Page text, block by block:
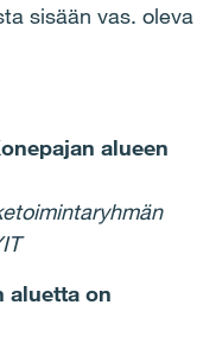
sisään vas. oleva
alueen
aluetta on